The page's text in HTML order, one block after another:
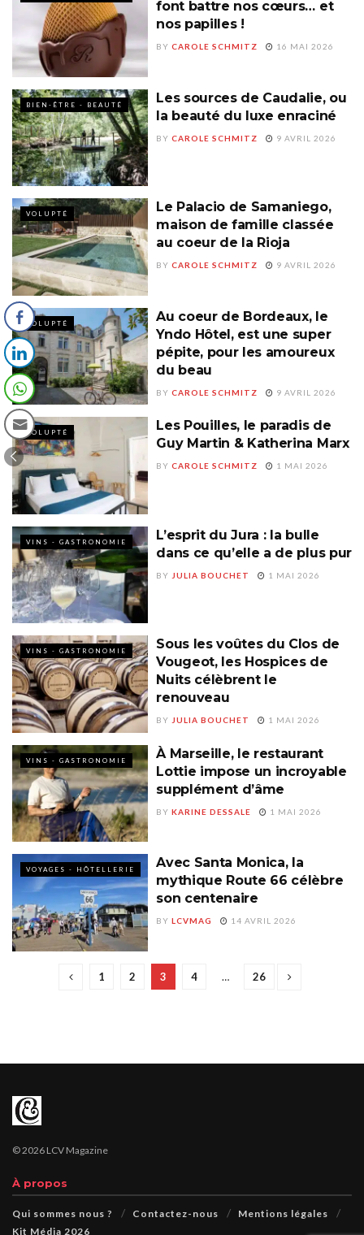
font battre nos cœurs… et
nos papilles !
BY CAROLE SCHMITZ 16 MAI 2026
BIEN-ÊTRE - BEAUTÉ
Les sources de Caudalie, ou
la beauté du luxe enraciné
BY CAROLE SCHMITZ 9 AVRIL 2026
VOLUPTÉ
Le Palacio de Samaniego,
maison de famille classée
au coeur de la Rioja
BY CAROLE SCHMITZ 9 AVRIL 2026
VOLUPTÉ
Au coeur de Bordeaux, le
Yndo Hôtel, est une super
pépite, pour les amoureux
du beau
BY CAROLE SCHMITZ 9 AVRIL 2026
VOLUPTÉ
Les Pouilles, le paradis de
Guy Martin & Katherina Marx
BY CAROLE SCHMITZ 1 MAI 2026
VINS - GASTRONOMIE
L’esprit du Jura : la bulle
dans ce qu’elle a de plus pur
BY JULIA BOUCHET 1 MAI 2026
VINS - GASTRONOMIE
Sous les voûtes du Clos de
Vougeot, les Hospices de
Nuits célèbrent le
renouveau
BY JULIA BOUCHET 1 MAI 2026
VINS - GASTRONOMIE
À Marseille, le restaurant
Lottie impose un incroyable
supplément d’âme
BY KARINE DESSALE 1 MAI 2026
VOYAGES - HÔTELLERIE
Avec Santa Monica, la
mythique Route 66 célèbre
son centenaire
BY LCVMAG 14 AVRIL 2026
1 2 3 4 … 26
© 2026 LCV Magazine
À propos
Qui sommes nous ? Contactez-nous
Mentions légales
Kit Média 2026